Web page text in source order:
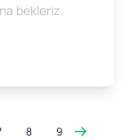
bekleriz.
8 9